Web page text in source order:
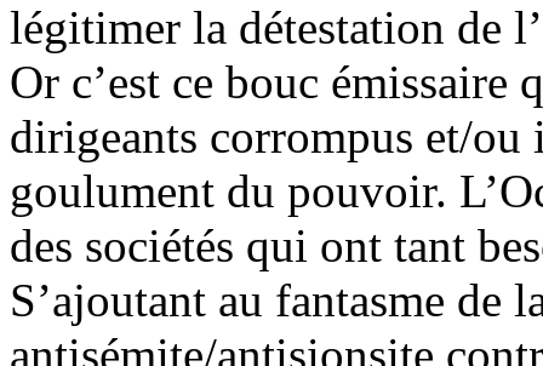
légitimer la détestation de
Or c’est ce bouc émissaire
dirigeants corrompus et/
goulument du pouvoir.
des sociétés qui ont tant
S’ajoutant au fantasme de
antisémite/antisionsite